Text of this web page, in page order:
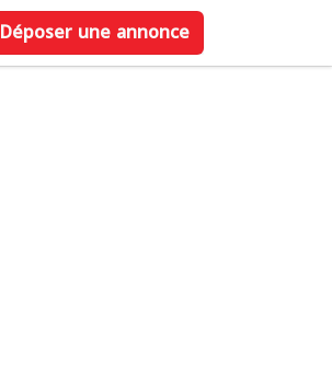
Déposer une annonce
Entreprise
Blog
FAQ